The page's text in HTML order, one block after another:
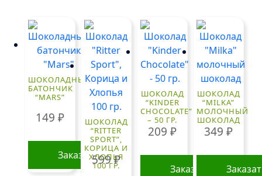
ШОКОЛАДНЫЙ
БАТОНЧИК
“MARS”
149₽
Заказать
ШОКОЛАД
“RITTER
SPORT”,
КОРИЦА И
ХЛОПЬЯ
100 ГР.
599₽
ШОКОЛАД
“KINDER
CHOCOLATE”
– 50 ГР.
209₽
Заказать
ШОКОЛАД
“MILKA”
МОЛОЧНЫЙ
ШОКОЛАД
349₽